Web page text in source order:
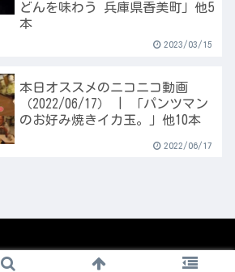
どんを味わう 兵庫県香美町」他5
本
2023/03/15
本日オススメのニコニコ動画
（2022/06/17） | 「パンツマン
のお好み焼きイカ玉。」他10本
2022/06/17
© 2008-2026 1nico.